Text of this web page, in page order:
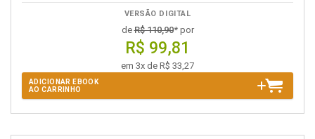
VERSÃO DIGITAL
deR$ 110,90* por
R$ 99,81
em 3x de R$ 33,27
ADICIONAR EBOOK
AO CARRINHO